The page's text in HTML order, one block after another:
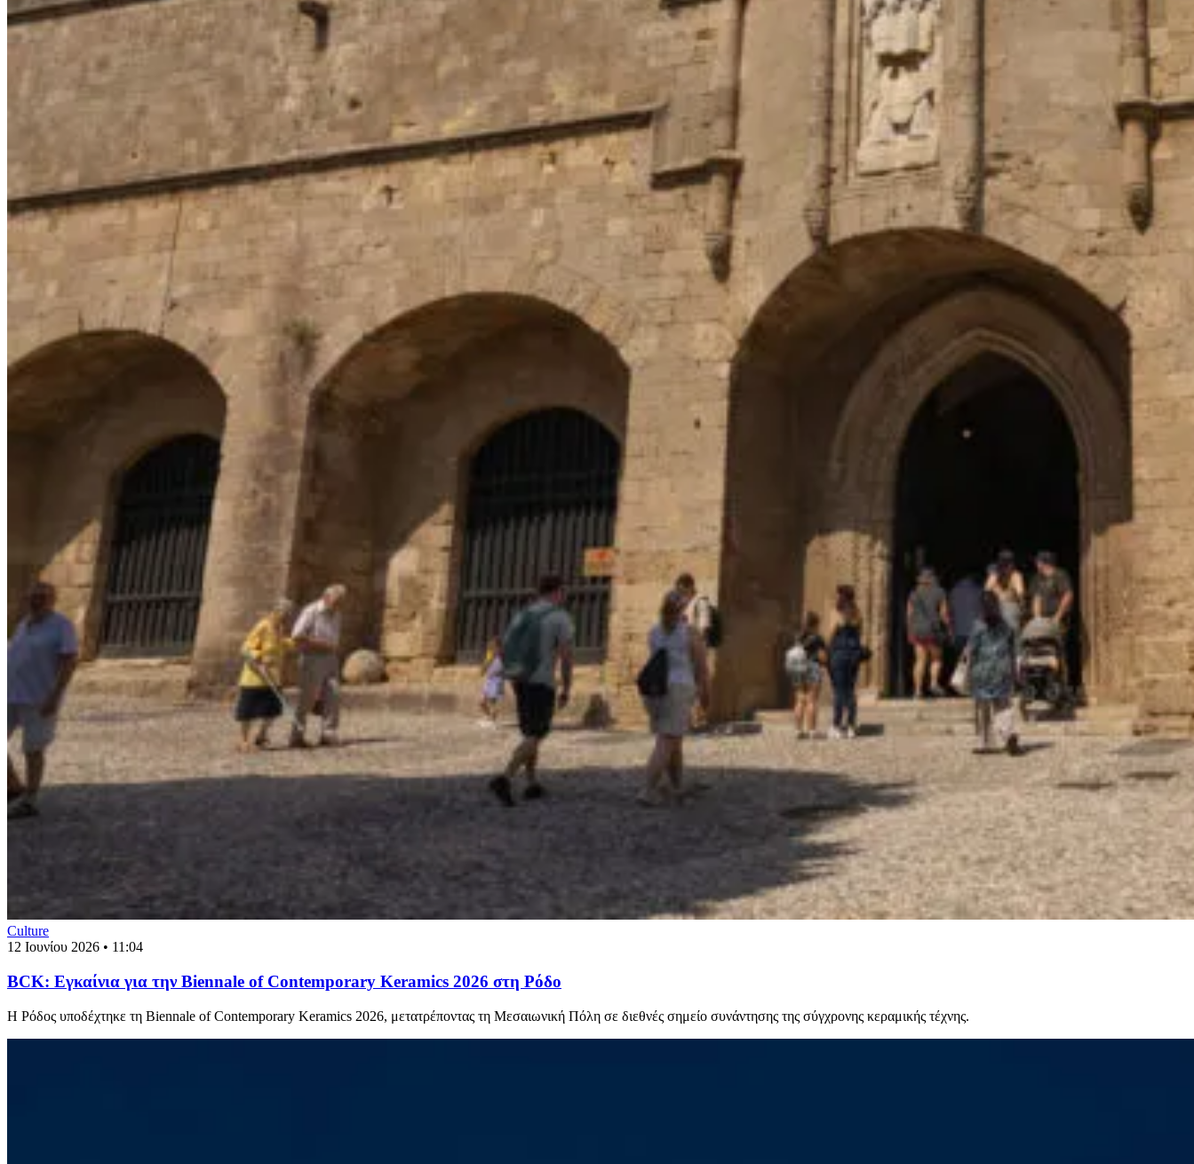
Culture
12 Ιουνίου 2026 • 11:04
BCK: Εγκαίνια για την Biennale of Contemporary Keramics 2026 στη Ρόδο
Η Ρόδος υποδέχτηκε τη Biennale of Contemporary Keramics 2026, μετατρέποντας τη Μεσαιωνική Πόλη σε διεθνές σημείο συνάντησης της σύγχρονης κεραμικής τέχνης.